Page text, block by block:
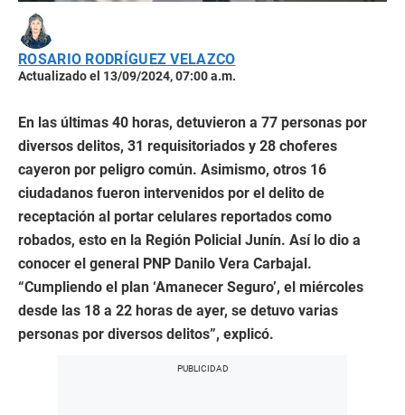
ROSARIO RODRÍGUEZ VELAZCO
Actualizado el 13/09/2024, 07:00 a.m.
En las últimas 40 horas, detuvieron a 77 personas por
diversos delitos, 31 requisitoriados y 28 choferes
cayeron por peligro común. Asimismo, otros 16
ciudadanos fueron intervenidos por el delito de
receptación al portar celulares reportados como
robados, esto en la Región Policial Junín. Así lo dio a
conocer el general PNP Danilo Vera Carbajal.
“Cumpliendo el plan ‘Amanecer Seguro’, el miércoles
desde las 18 a 22 horas de ayer, se detuvo varias
personas por diversos delitos”, explicó.